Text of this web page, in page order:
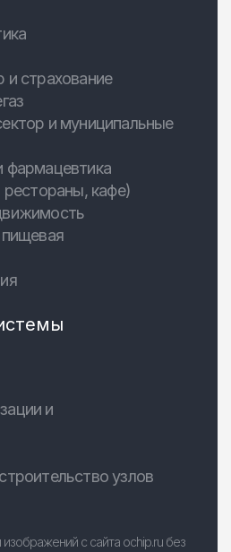
и страхование
и муниципальные
фармацевтика
рестораны, кафе)
и
узлов
с сайта ochip.ru без